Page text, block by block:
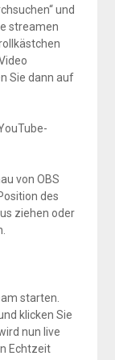
und
streamen
Sie dann auf
von OBS
des
ziehen oder
starten.
klicken Sie
nun live
Echtzeit